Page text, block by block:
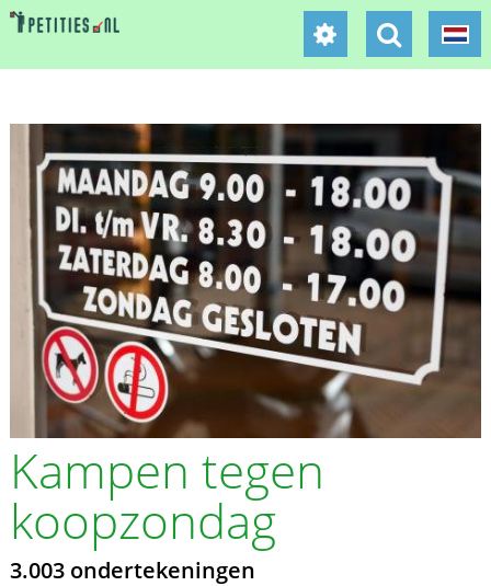
Kampen tegen
koopzondag
3.003 ondertekeningen